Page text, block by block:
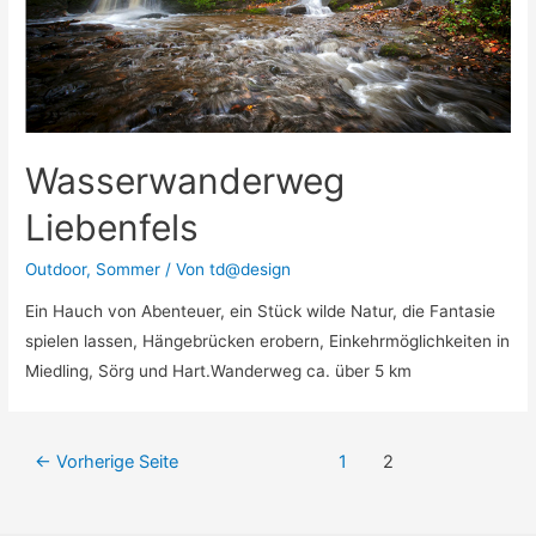
Wasserwanderweg
Liebenfels
Outdoor, Sommer / Vontd@design
Ein Hauch von Abenteuer, ein Stück wilde Natur, die Fantasie
spielen lassen, Hängebrücken erobern, Einkehrmöglichkeiten in
Miedling, Sörg und Hart.Wanderweg ca. über 5 km
← Vorherige Seite 1 2